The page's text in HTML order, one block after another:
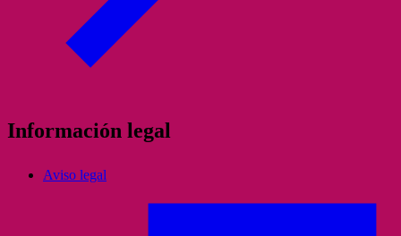
Información legal
Aviso legal